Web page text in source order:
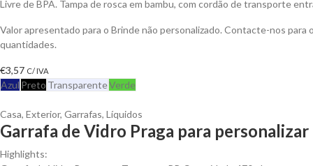
Livre de BPA. Tampa de rosca em bambu, com cordão de transporte
Valor apresentado para o Brinde não personalizado. Contacte-nos
quantidades.
€3,57 C/ IVA
Azul Preto TransparenteVerde
Casa, Exterior, Garrafas, Líquidos
Garrafa de Vidro Praga para personalizar
Highlights: